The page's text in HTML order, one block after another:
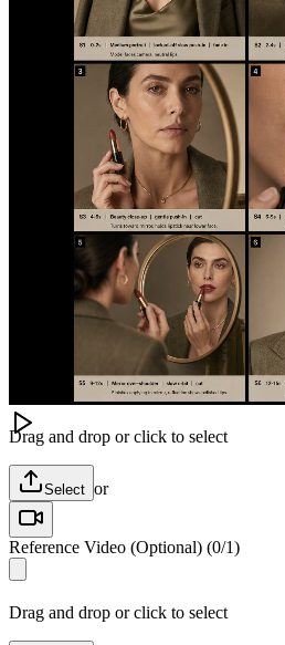
Image Video Audio
Seedance V2 Reference
Reference Image (Optional)(0/3)
Drag and drop or click to select
Select or
Reference Video (Optional) (0/1)
Drag and drop or click to select